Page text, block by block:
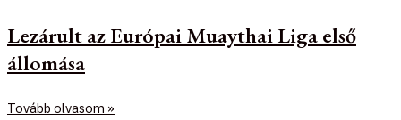
Lezárult az Európai Muaythai Liga első
állomása
Tovább olvasom »